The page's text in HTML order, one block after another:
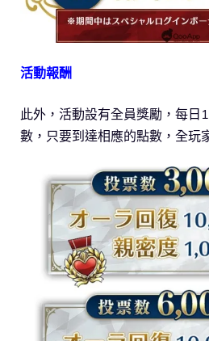
活動報酬
此外，活動設有全員獎勵，每日
數，只要到達相應的點數，全玩